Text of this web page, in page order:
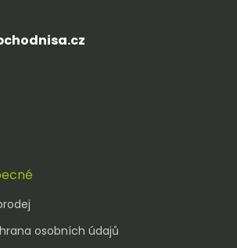
osobních údajů